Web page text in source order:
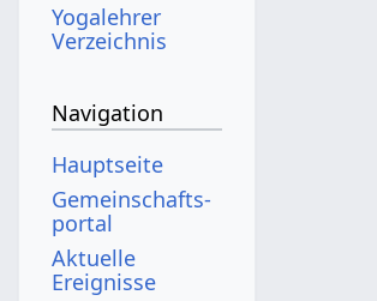
Yogalehrer
Verzeichnis
Navigation
Hauptseite
Gemeinschafts­
portal
Aktuelle
Ereignisse